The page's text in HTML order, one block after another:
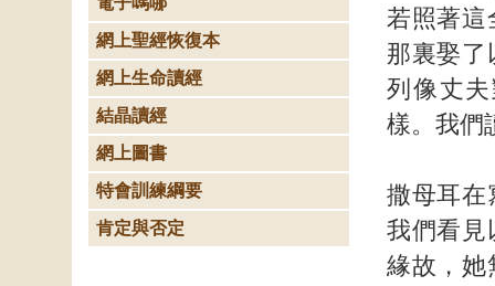
若照著這
那裏娶了
列像丈
樣。我們
撒母耳在
我們看見
緣故，她
網上聖經恢復本
網上生命讀經
結晶讀經
網上圖書
特會訓練綱要
肯定與否定